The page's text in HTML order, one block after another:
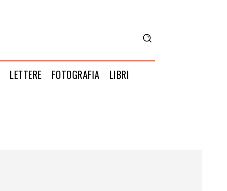
LETTERE FOTOGRAFIA LIBRI